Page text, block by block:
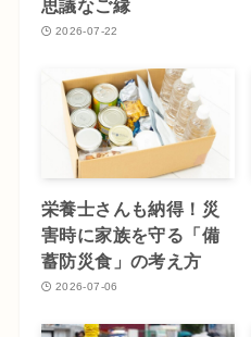
思議なご縁
2026-07-22
栄養士さんも納得！災
害時に家族を守る「備
蓄防災食」の考え方
2026-07-06